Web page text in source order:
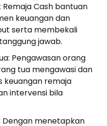
Remaja Cash bantuan
keuangan dan
serta membekali
jawab.
Pengawasan orang
tua mengawasi dan
keuangan remaja
intervensi bila
Dengan menetapkan